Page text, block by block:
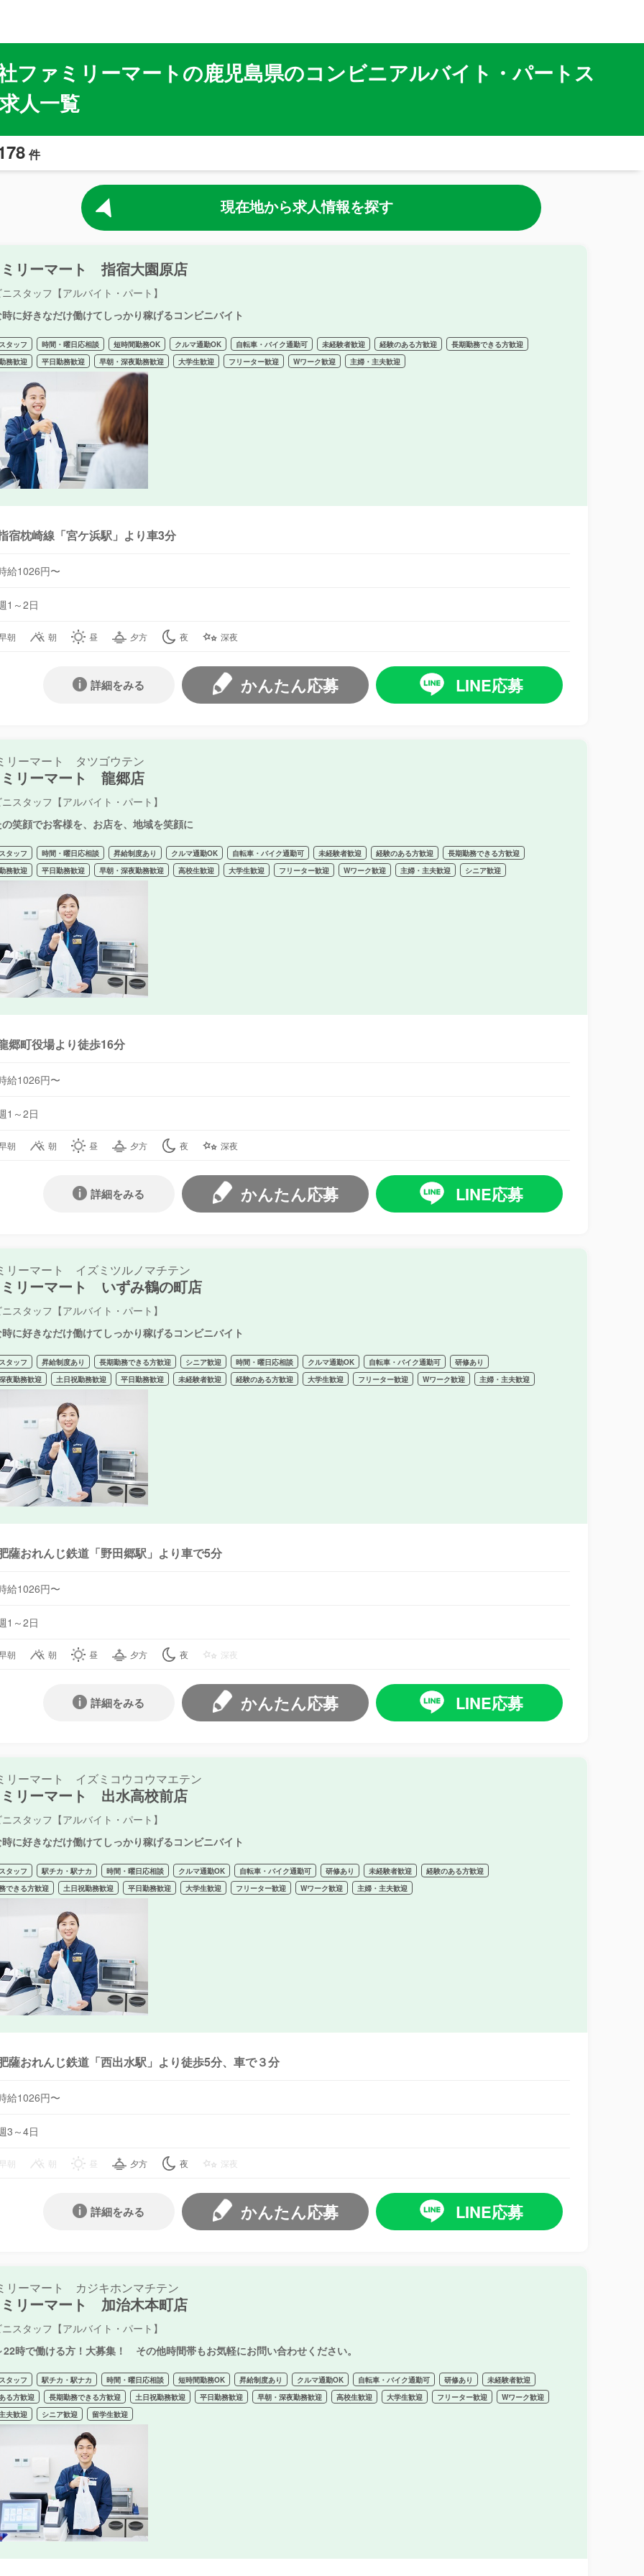
ファミリーマートの鹿児島県のコンビニアルバイト・パートス
人一覧
件
現在地から求人情報を探す
リーマート 指宿大園原店
スタッフ【アルバイト・パート】
に好きなだけ働けてしっかり稼げるコンビニバイト
タッフ 時間・曜日応相談 短時間勤務OK クルマ通勤OK 自転車・バイク通勤可 未経験者歓迎 経験のある方歓迎
長期勤務できる方歓迎
務歓迎
平日勤務歓迎 早朝・深夜勤務歓迎 大学生歓迎 フリーター歓迎 Wワーク歓迎 主婦・主夫歓迎
宿枕崎線「宮ケ浜駅」より車3分
給1026円〜
1～2日
朝 朝 昼 夕方 夜 深夜
LINE応募
かんたん応募
詳細をみる
リーマート タツゴウテン
リーマート 龍郷店
スタッフ【アルバイト・パート】
笑顔でお客様を、お店を、地域を笑顔に
タッフ 時間・曜日応相談 昇給制度あり クルマ通勤OK 自転車・バイク通勤可 未経験者歓迎 経験のある方歓迎
長期勤務できる方歓迎
務歓迎
平日勤務歓迎 早朝・深夜勤務歓迎 高校生歓迎 大学生歓迎 フリーター歓迎 Wワーク歓迎 主婦・主夫歓迎 シニア歓迎
郷町役場より徒歩16分
給1026円〜
1～2日
朝 朝 昼 夕方 夜 深夜
LINE応募
かんたん応募
詳細をみる
リーマート イズミツルノマチテン
リーマート いずみ鶴の町店
スタッフ【アルバイト・パート】
に好きなだけ働けてしっかり稼げるコンビニバイト
タッフ 昇給制度あり 長期勤務できる方歓迎 シニア歓迎 時間・曜日応相談 クルマ通勤OK 自転車・バイク通勤可
研修あり
夜勤務歓迎
土日祝勤務歓迎 平日勤務歓迎 未経験者歓迎 経験のある方歓迎 大学生歓迎 フリーター歓迎 Wワーク歓迎 主婦・主夫歓迎
薩おれんじ鉄道「野田郷駅」より車で5分
給1026円〜
1～2日
朝 朝 昼 夕方 夜 深夜
LINE応募
かんたん応募
詳細をみる
リーマート イズミコウコウマエテン
リーマート 出水高校前店
スタッフ【アルバイト・パート】
に好きなだけ働けてしっかり稼げるコンビニバイト
タッフ 駅チカ・駅ナカ 時間・曜日応相談 クルマ通勤OK 自転車・バイク通勤可 研修あり 未経験者歓迎
経験のある方歓迎
できる方歓迎
土日祝勤務歓迎 平日勤務歓迎 大学生歓迎 フリーター歓迎 Wワーク歓迎 主婦・主夫歓迎
薩おれんじ鉄道「西出水駅」より徒歩5分、車で３分
給1026円〜
3～4日
朝 朝 昼 夕方 夜 深夜
LINE応募
かんたん応募
詳細をみる
リーマート カジキホンマチテン
リーマート 加治木本町店
スタッフ【アルバイト・パート】
22時で働ける方！大募集！ その他時間帯もお気軽にお問い合わせください。
タッフ 駅チカ・駅ナカ 時間・曜日応相談 短時間勤務OK 昇給制度あり クルマ通勤OK 自転車・バイク通勤可 研修あり
未経験者歓迎
る方歓迎
長期勤務できる方歓迎 土日祝勤務歓迎 平日勤務歓迎 早朝・深夜勤務歓迎 高校生歓迎 大学生歓迎 フリーター歓迎
Wワーク歓迎
夫歓迎
シニア歓迎 留学生歓迎